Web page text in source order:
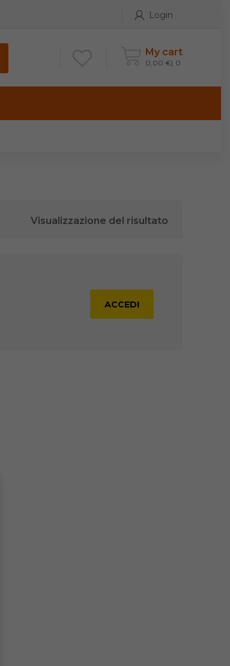
Login
My cart
0,00 € 0
Visualizzazione del risultato
ACCEDI